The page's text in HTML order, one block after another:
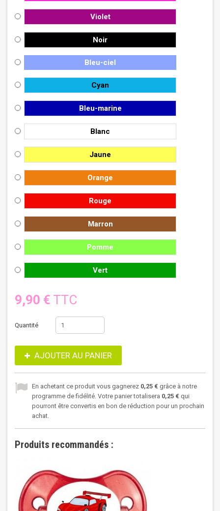
Violet
Noir
Bleu-ciel
Cyan
Bleu-marine
Blanc
Jaune
Orange
Rouge
Marron
Pomme
Vert
9,90 € TTC
Quantité
AJOUTER AU PANIER
En achetant ce produit vous gagnerez 0,25 € grâce à notre
programme de fidélité. Votre panier totalisera 0,25 € qui
pourront être convertis en bon de réduction pour un prochain
achat.
Produits recommandés :